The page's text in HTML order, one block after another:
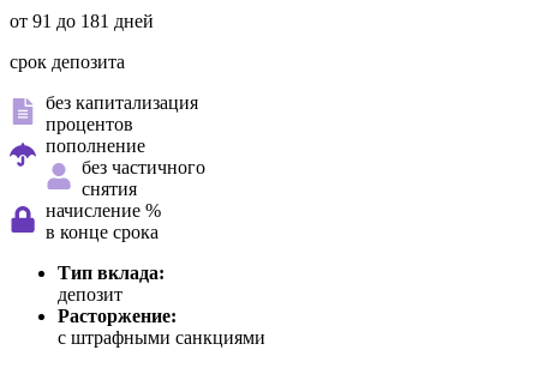
от 91 до 181 дней
срок депозита
без капитализация
процентов
пополнение
без частичного
снятия
начисление %
в конце срока
Тип вклада:
депозит
Расторжение:
с штрафными санкциями